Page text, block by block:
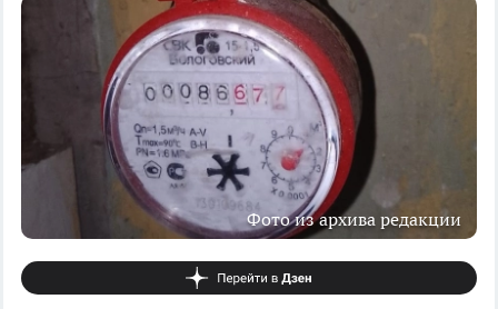
Фото из архива редакции